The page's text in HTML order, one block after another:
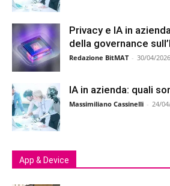
Privacy e IA in
della governance
Redazione BitMAT - 30/04/2026
IA in azienda: quali
Massimiliano Cassinelli - 24/
App & Device